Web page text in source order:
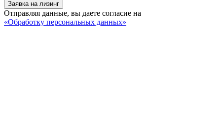
Заявка на лизинг
Отправляя данные, вы даете согласие на
«Обработку персональных данных»